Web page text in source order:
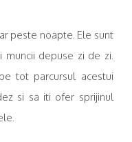
peste noapte. Ele sunt
muncii depuse zi de zi.
tot parcursul acestui
si sa iti ofer sprijinul